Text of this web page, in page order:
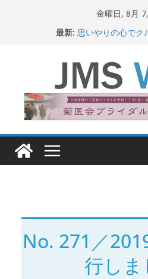
ッ
金曜日, 8月
最新: 思いやりの心でク
関東大震災から100
新生ニッポン！
No. 271／
行しま